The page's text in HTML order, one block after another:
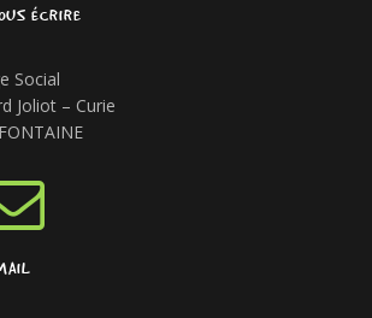
ÉCRIRE
Social
Joliot – Curie